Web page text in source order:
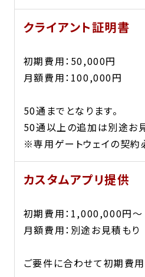
クライアント証明書
初期費用：50,000円
月額費用：100,000円
50通までとなります。
50通以上の追加は別途お
※専用ゲートウェイの契約
カスタムアプリ提供
初期費用：1,000,000円〜
月額費用：別途お見積もり
ご要件に合わせて初期費